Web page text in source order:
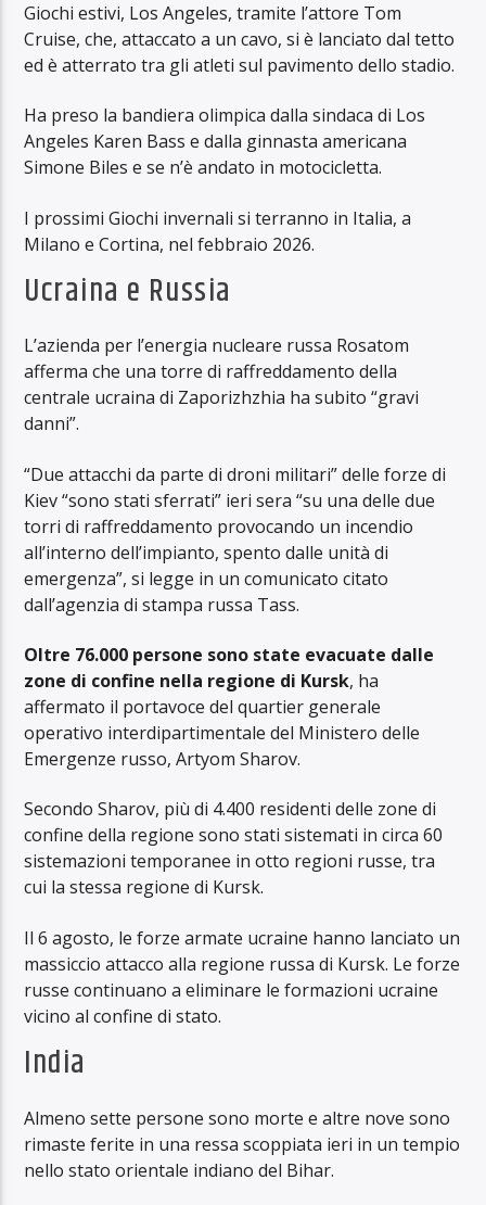
Giochi estivi, Los Angeles, tramite l’attore Tom
Cruise, che, attaccato a un cavo, si è lanciato dal tetto
ed è atterrato tra gli atleti sul pavimento dello stadio.
Ha preso la bandiera olimpica dalla sindaca di Los
Angeles Karen Bass e dalla ginnasta americana
Simone Biles e se n’è andato in motocicletta.
I prossimi Giochi invernali si terranno in Italia, a
Milano e Cortina, nel febbraio 2026.
Ucraina e Russia
L’azienda per l’energia nucleare russa Rosatom
afferma che una torre di raffreddamento della
centrale ucraina di Zaporizhzhia ha subito “gravi
danni”.
“Due attacchi da parte di droni militari” delle forze di
Kiev “sono stati sferrati” ieri sera “su una delle due
torri di raffreddamento provocando un incendio
all’interno dell’impianto, spento dalle unità di
emergenza”, si legge in un comunicato citato
dall’agenzia di stampa russa Tass.
Oltre 76.000 persone sono state evacuate dalle
zone di confine nella regione di Kursk, ha
affermato il portavoce del quartier generale
operativo interdipartimentale del Ministero delle
Emergenze russo, Artyom Sharov.
Secondo Sharov, più di 4.400 residenti delle zone di
confine della regione sono stati sistemati in circa 60
sistemazioni temporanee in otto regioni russe, tra
cui la stessa regione di Kursk.
Il 6 agosto, le forze armate ucraine hanno lanciato un
massiccio attacco alla regione russa di Kursk. Le forze
russe continuano a eliminare le formazioni ucraine
vicino al confine di stato.
India
Almeno sette persone sono morte e altre nove sono
rimaste ferite in una ressa scoppiata ieri in un tempio
nello stato orientale indiano del Bihar.